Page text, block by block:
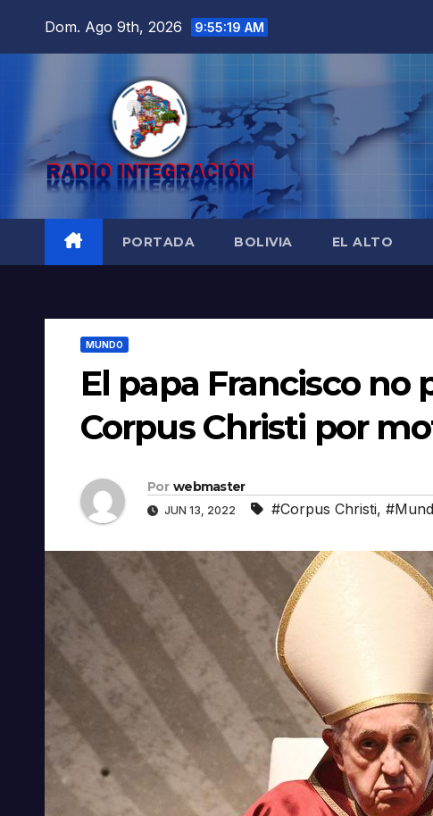
Dom. Ago 9th, 2026 9:55:20 AM
PORTADA BOLIVIA EL ALTO
MUNDO
El papa Francisco no
Corpus Christi por
Por webmaster
JUN 13, 2022 #Corpus Christi,